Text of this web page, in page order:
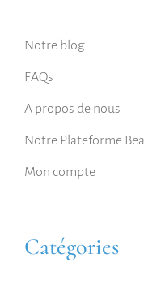
Notre blog
FAQs
A propos de nous
Notre Plateforme
Mon compte
Catégories